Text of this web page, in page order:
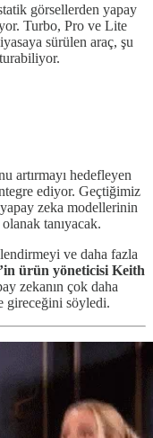
görsellerden yapay
Turbo, Pro ve Lite
sürülen araç, şu
artırmayı hedefleyen
ediyor. Geçtiğimiz
zeka modellerinin
tanıyacak.
ve daha fazla
ürün yöneticisi Keith
zekanın çok daha
gireceğini söyledi.